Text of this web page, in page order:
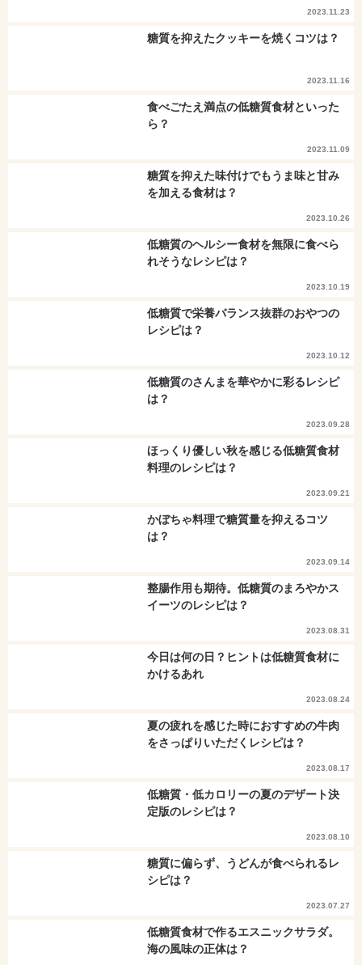
2023.11.23
糖質を抑えたクッキーを焼くコツは？
2023.11.16
食べごたえ満点の低糖質食材といった
ら？
2023.11.09
糖質を抑えた味付けでもうま味と甘み
を加える食材は？
2023.10.26
低糖質のヘルシー食材を無限に食べら
れそうなレシピは？
2023.10.19
低糖質で栄養バランス抜群のおやつの
レシピは？
2023.10.12
低糖質のさんまを華やかに彩るレシピ
は？
2023.09.28
ほっくり優しい秋を感じる低糖質食材
料理のレシピは？
2023.09.21
かぼちゃ料理で糖質量を抑えるコツ
は？
2023.09.14
整腸作用も期待。低糖質のまろやかス
イーツのレシピは？
2023.08.31
今日は何の日？ヒントは低糖質食材に
かけるあれ
2023.08.24
夏の疲れを感じた時におすすめの牛肉
をさっぱりいただくレシピは？
2023.08.17
低糖質・低カロリーの夏のデザート決
定版のレシピは？
2023.08.10
糖質に偏らず、うどんが食べられるレ
シピは？
2023.07.27
低糖質食材で作るエスニックサラダ。
海の風味の正体は？